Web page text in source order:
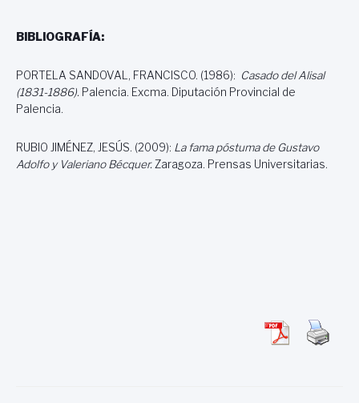
BIBLIOGRAFÍA:
PORTELA SANDOVAL, FRANCISCO. (1986): Casado del Alisal
(1831-1886). Palencia. Excma. Diputación Provincial de
Palencia.
RUBIO JIMÉNEZ, JESÚS. (2009): La fama póstuma de Gustavo
Adolfo y Valeriano Bécquer.Zaragoza. Prensas Universitarias.